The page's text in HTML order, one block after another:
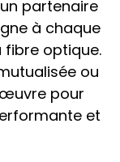
partenaire
à chaque
optique.
ou
pour
et